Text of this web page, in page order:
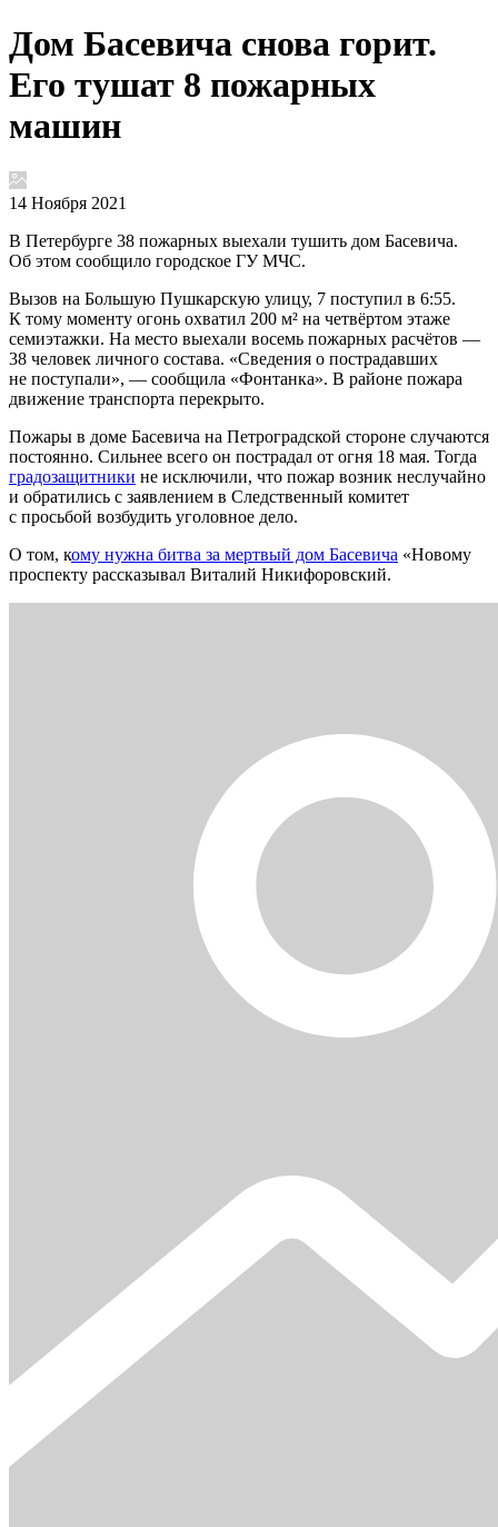
Дом Басевича снова горит.
Его тушат 8 пожарных
машин
14 Ноября 2021
В Петербурге 38 пожарных выехали тушить дом Басевича.
Об этом сообщило городское ГУ МЧС.
Вызов на Большую Пушкарскую улицу, 7 поступил в 6:55.
К тому моменту огонь охватил 200 м² на четвёртом этаже
семиэтажки. На место выехали восемь пожарных расчётов —
38 человек личного состава. «Сведения о пострадавших
не поступали», — сообщила «Фонтанка». В районе пожара
движение транспорта перекрыто.
Пожары в доме Басевича на Петроградской стороне случаются
постоянно. Сильнее всего он пострадал от огня 18 мая. Тогда
градозащитники не исключили, что пожар возник неслучайно
и обратились с заявлением в Следственный комитет
с просьбой возбудить уголовное дело.
О том, кому нужна битва за мертвый дом Басевича «Новому
проспекту рассказывал Виталий Никифоровский.